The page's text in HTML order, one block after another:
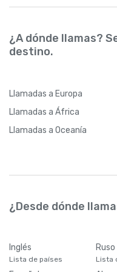
¿A dónde llamas?
destino.
Llamadas a Europa
Llamadas a África
Llamadas a Oceanía
¿Desde dónde
Inglés
Lista de países
Ruso
Lista